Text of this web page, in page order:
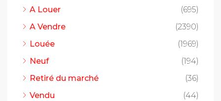
A Louer
(695)
A Vendre
(2390)
Louée
(1969)
Neuf
(194)
Retiré du marché
(36)
Vendu
(44)